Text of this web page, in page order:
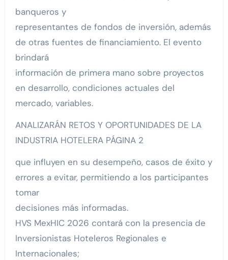
banqueros y
representantes de fondos de inversión, además
de otras fuentes de financiamiento. El evento
brindará
información de primera mano sobre proyectos
en desarrollo, condiciones actuales del
mercado, variables.
ANALIZARÁN RETOS Y OPORTUNIDADES DE LA
INDUSTRIA HOTELERA PÁGINA 2
que influyen en su desempeño, casos de éxito y
errores a evitar, permitiendo a los participantes
tomar
decisiones más informadas.
HVS MexHIC 2026 contará con la presencia de
Inversionistas Hoteleros Regionales e
Internacionales;